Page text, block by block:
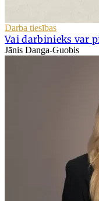
Darba tiesības
Vai darbinieks var
Jānis Danga-Guobis